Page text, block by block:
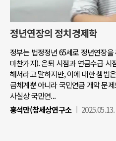
정년연장의 정치경제학
정부는 법정정년 65세로 정년연장
마찬가지). 은퇴 시점과 연금수급 시
해서라고 말하지만, 이에 대한 셈법
금체계뿐 아니라 국민연금 개악 문
사실상 국민연...
홍석만(참세상연구소